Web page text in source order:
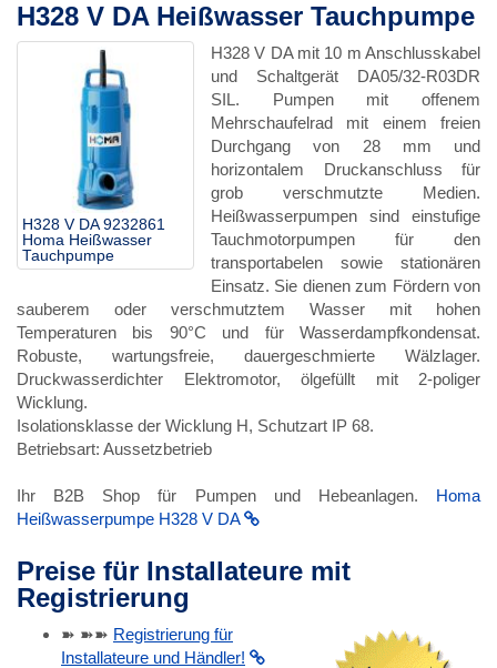
H328 V DA Heißwasser Tauchpumpe
H328 V DA 9232861
Homa Heißwasser
Tauchpumpe
H328 V DA mit 10 m Anschlusskabel
und Schaltgerät DA05/32-R03DR
SIL. Pumpen mit offenem
Mehrschaufelrad mit einem freien
Durchgang von 28 mm und
horizontalem Druckanschluss für
grob verschmutzte Medien.
Heißwasserpumpen sind einstufige
Tauchmotorpumpen für den
transportabelen sowie stationären
Einsatz. Sie dienen zum Fördern von
sauberem oder verschmutztem Wasser mit hohen
Temperaturen bis 90°C und für Wasserdampfkondensat.
Robuste, wartungsfreie, dauergeschmierte Wälzlager.
Druckwasserdichter Elektromotor, ölgefüllt mit 2-poliger
Wicklung.
Isolationsklasse der Wicklung H, Schutzart IP 68.
Betriebsart: Aussetzbetrieb
Ihr B2B Shop für Pumpen und Hebeanlagen. Homa
Heißwasserpumpe H328 V DA
Preise für Installateure mit
Registrierung
➽ ➽➽ Registrierung für
Installateure und Händler!